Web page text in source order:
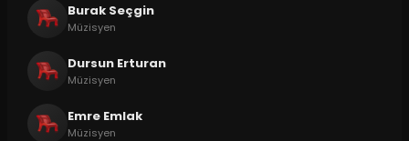
Burak Seçgin
Müzisyen
Dursun Erturan
Müzisyen
Emre Emlak
Müzisyen